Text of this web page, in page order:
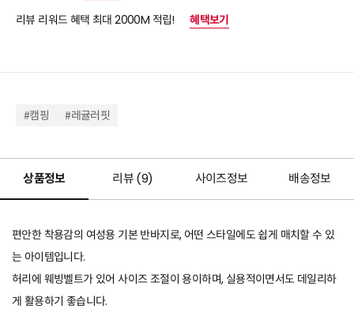
리뷰 리워드 혜택 최대 2000M 적립!
혜택보기
#캠핑 #레귤러핏
상품정보 리뷰 (9) 사이즈정보 배송정보
편안한 착용감의 여성용 기본 반바지로, 어떤 스타일에도 쉽게 매치할 수 있
는 아이템입니다.
허리에 웨빙벨트가 있어 사이즈 조절이 용이하며, 실용적이면서도 데일리하
게 활용하기 좋습니다.